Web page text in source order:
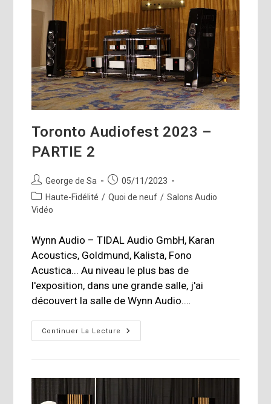
Toronto Audiofest 2023 –
PARTIE 2
Auteur/autrice
de
la
George de Sa
Publication
publiée :
05/11/2023
Post
category:
Haute-Fidélité / Quoi de neuf / Salons Audio
Vidéo
Wynn Audio – TIDAL Audio GmbH, Karan
Acoustics, Goldmund, Kalista, Fono
Acustica... Au niveau le plus bas de
l'exposition, dans une grande salle, j'ai
découvert la salle de Wynn Audio.…
Continuer La Lecture
Toronto
Audiofest